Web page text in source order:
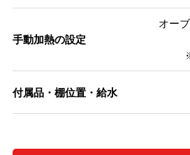
手動加熱の設定
オー
付属品・棚位置・給水